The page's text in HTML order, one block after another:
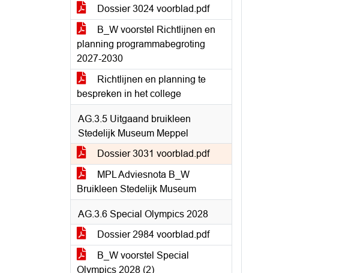
Dossier 3024 voorblad.pdf
B_W voorstel Richtlijnen en
planning programmabegroting
2027-2030
Richtlijnen en planning te
bespreken in het college
AG.3.5 Uitgaand bruikleen
Stedelijk Museum Meppel
Dossier 3031 voorblad.pdf
MPL Adviesnota B_W
Bruikleen Stedelijk Museum
AG.3.6 Special Olympics 2028
Dossier 2984 voorblad.pdf
B_W voorstel Special
Olympics 2028 (2)